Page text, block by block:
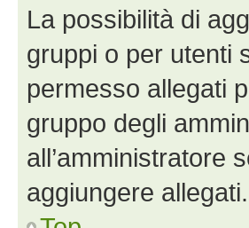
La possibilità di
gruppi o per utenti
permesso allegati
gruppo degli
all’amministratore
aggiungere allegati.